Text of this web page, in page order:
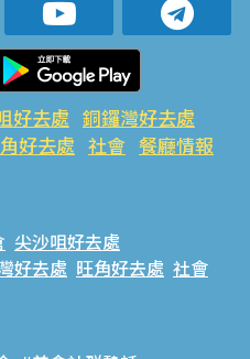
好去處 銅鑼灣好去處
好去處 社會 餐廳情報
尖沙咀好去處
好去處 旺角好去處 社會